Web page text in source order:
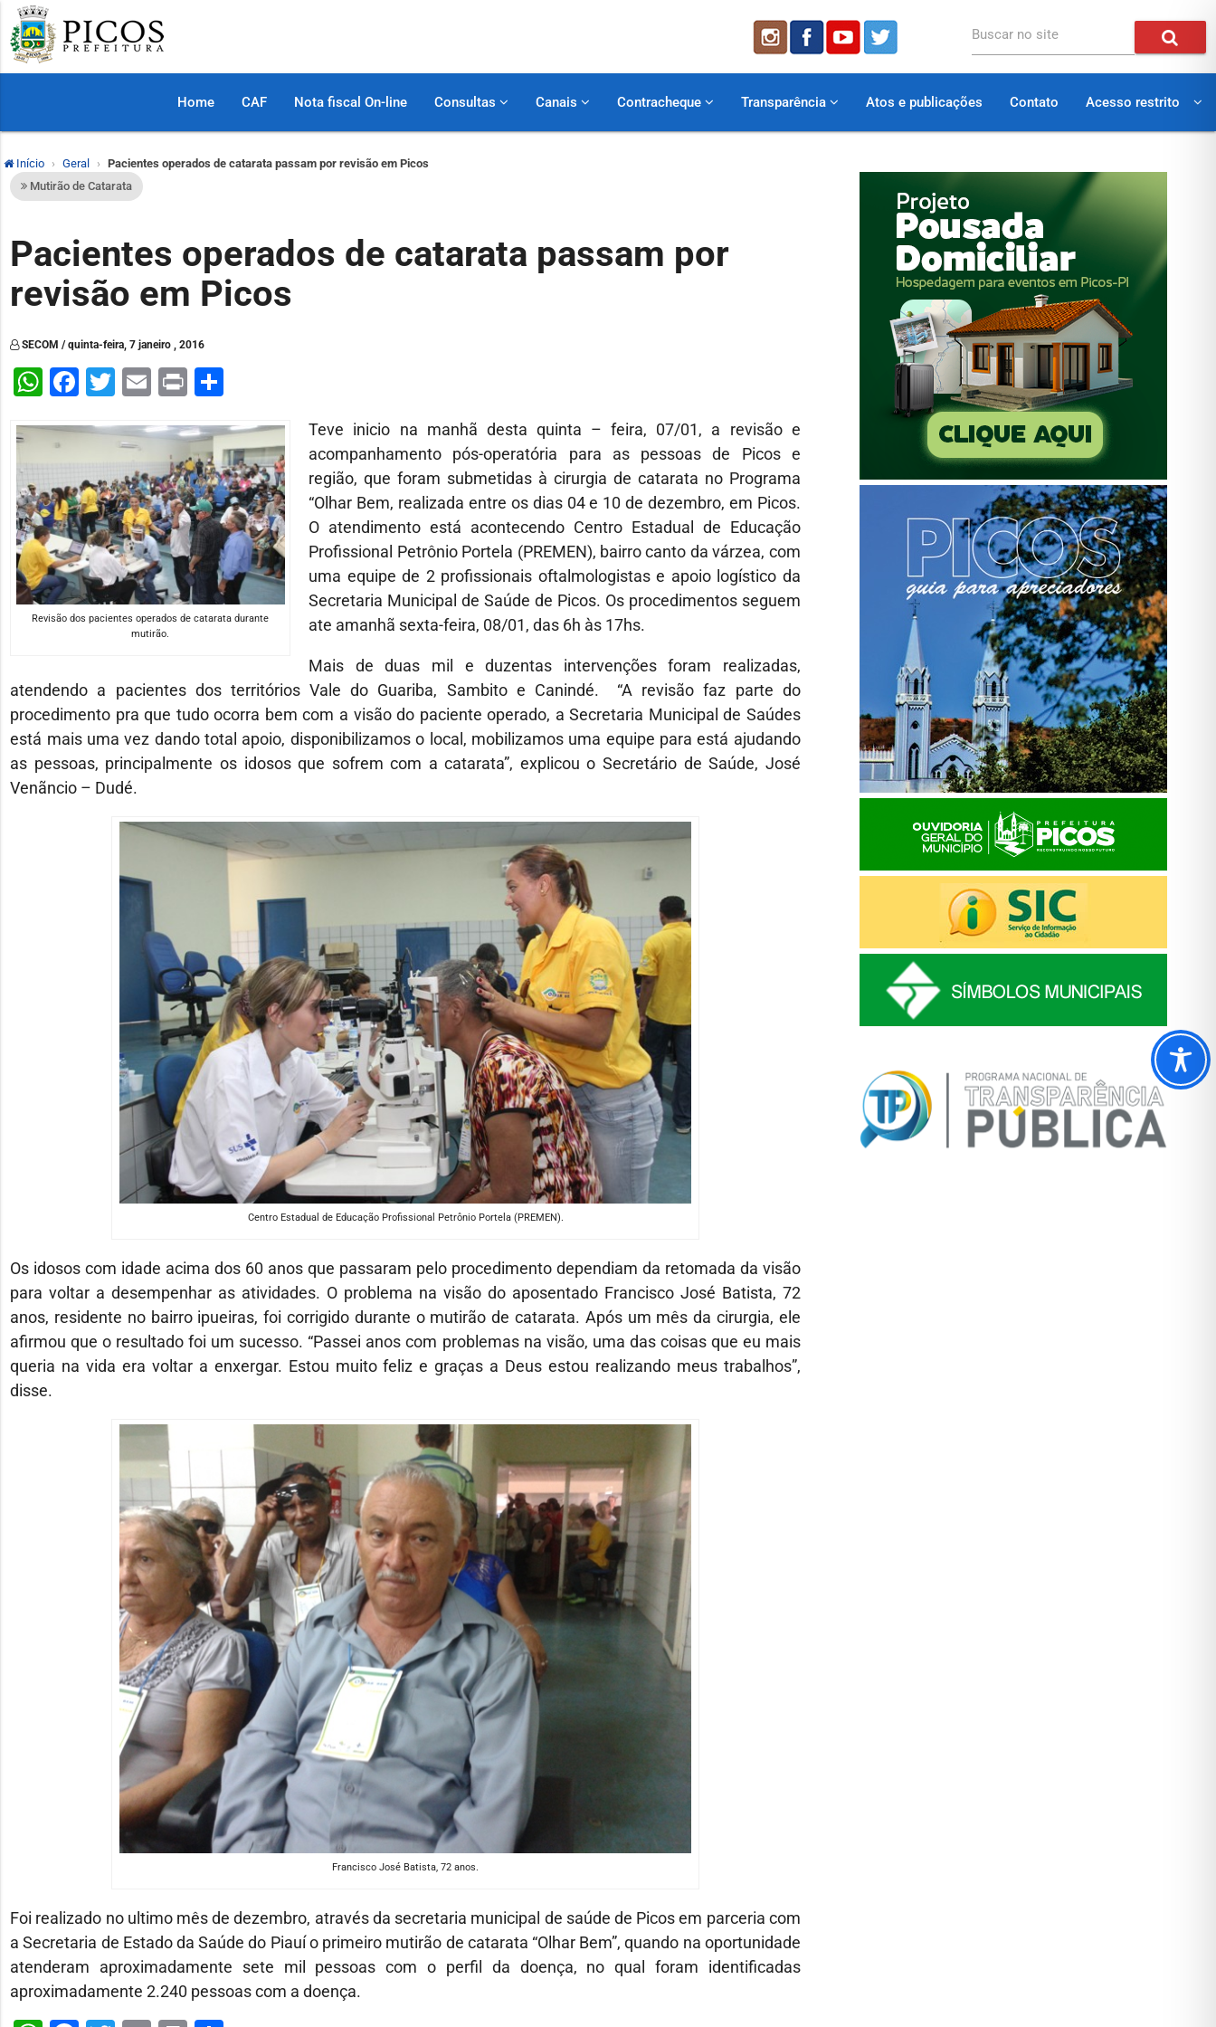
Buscar no site
Home CAF Nota fiscal On-line Consultas Canais Contracheque Transparência Atos e publicações Contato Acesso restrito
Início Geral
Pacientes operados de catarata passam por revisão em Picos
Mutirão de Catarata
Pacientes operados de catarata passam por
revisão em Picos
SECOM / quinta-feira, 7 janeiro , 2016
WhatsApp
Facebook
Twitter
Email
Print
Revisão dos pacientes operados de catarata durante
mutirão.
Teve inicio na manhã desta quinta – feira, 07/01, a revisão e
acompanhamento pós-operatória para as pessoas de Picos e
região, que foram submetidas à cirurgia de catarata no Programa
“Olhar Bem, realizada entre os dias 04 e 10 de dezembro, em Picos.
O atendimento está acontecendo Centro Estadual de Educação
Profissional Petrônio Portela (PREMEN), bairro canto da várzea, com
uma equipe de 2 profissionais oftalmologistas e apoio logístico da
Secretaria Municipal de Saúde de Picos. Os procedimentos seguem
ate amanhã sexta-feira, 08/01, das 6h às 17hs.
Mais de duas mil e duzentas intervenções foram realizadas,
atendendo a pacientes dos territórios Vale do Guariba, Sambito e Canindé. “A revisão faz parte do
procedimento pra que tudo ocorra bem com a visão do paciente operado, a Secretaria Municipal de Saúdes
está mais uma vez dando total apoio, disponibilizamos o local, mobilizamos uma equipe para está ajudando
as pessoas, principalmente os idosos que sofrem com a catarata”, explicou o Secretário de Saúde, José
Venãncio – Dudé.
Centro Estadual de Educação Profissional Petrônio Portela (PREMEN).
Os idosos com idade acima dos 60 anos que passaram pelo procedimento dependiam da retomada da visão
para voltar a desempenhar as atividades. O problema na visão do aposentado Francisco José Batista, 72
anos, residente no bairro ipueiras, foi corrigido durante o mutirão de catarata. Após um mês da cirurgia, ele
afirmou que o resultado foi um sucesso. “Passei anos com problemas na visão, uma das coisas que eu mais
queria na vida era voltar a enxergar. Estou muito feliz e graças a Deus estou realizando meus trabalhos”,
disse.
Francisco José Batista, 72 anos.
Foi realizado no ultimo mês de dezembro, através da secretaria municipal de saúde de Picos em parceria com
a Secretaria de Estado da Saúde do Piauí o primeiro mutirão de catarata “Olhar Bem”, quando na oportunidade
atenderam aproximadamente sete mil pessoas com o perfil da doença, no qual foram identificadas
aproximadamente 2.240 pessoas com a doença.